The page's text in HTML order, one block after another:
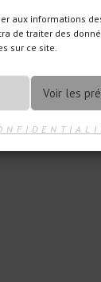
aux informations
de traiter des
sur ce site.
Voir les